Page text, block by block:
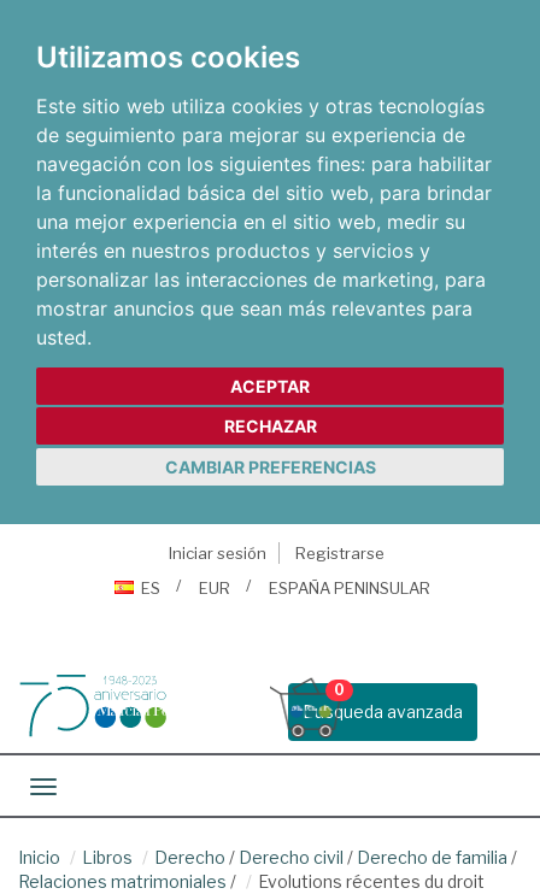
Utilizamos cookies
Este sitio web utiliza cookies y otras tecnologías
de seguimiento para mejorar su experiencia de
navegación con los siguientes fines: para habilitar
la funcionalidad básica del sitio web, para brindar
una mejor experiencia en el sitio web, medir su
interés en nuestros productos y servicios y
personalizar las interacciones de marketing, para
mostrar anuncios que sean más relevantes para
usted.
ACEPTAR
RECHAZAR
CAMBIAR PREFERENCIAS
Iniciar sesión
Registrarse
ES
EUR ESPAÑA PENINSULAR
Busqueda avanzada
0
Toggle navigation
Inicio Libros Derecho / Derecho civil / Derecho de familia /
Relaciones matrimoniales /
Evolutions récentes du droit